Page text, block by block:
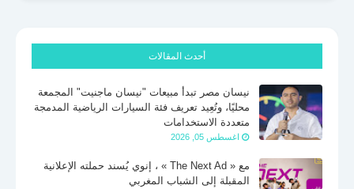
أحدث المقالات
نيسان مصر تبدأ مبيعات "نيسان ماجنيت" المجمعة
محليًا، وتُعِيد تعريف فئة السيارات الرياضية المدمجة
متعددة الاستخدامات
اغسطس 05, 2026
مع « The Next Ad » ، إنوي يُسند حملته الإعلانية
المقبلة إلى الشباب المغربي